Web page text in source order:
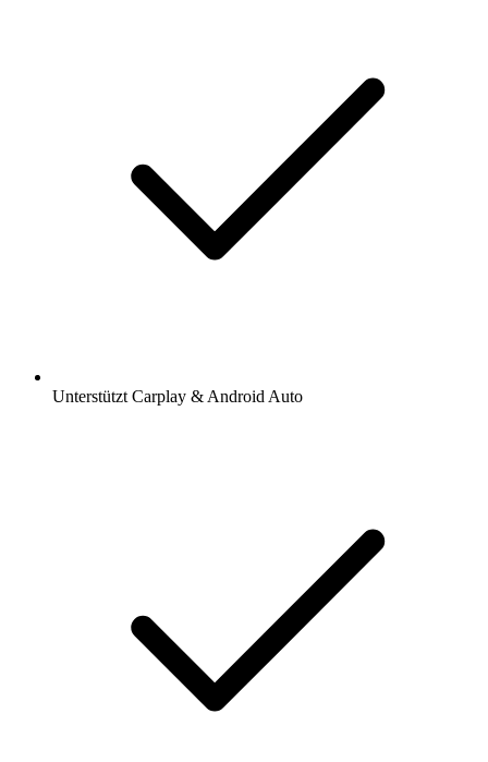
Unterstützt Carplay & Android Auto